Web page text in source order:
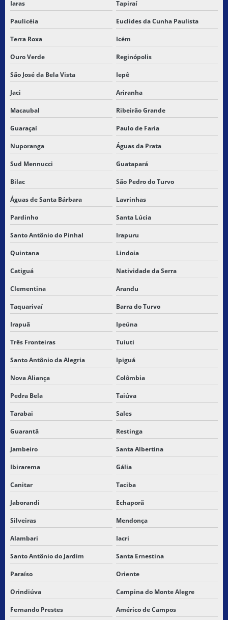
Iaras Tapiraí
Paulicéia Euclides da Cunha Paulista
Terra Roxa Icém
Ouro Verde Reginópolis
São José da Bela Vista Iepê
Jaci Ariranha
Macaubal Ribeirão Grande
Guaraçaí Paulo de Faria
Nuporanga Águas da Prata
Sud Mennucci Guatapará
Bilac São Pedro do Turvo
Águas de Santa Bárbara Lavrinhas
Pardinho Santa Lúcia
Santo Antônio do Pinhal Irapuru
Quintana Lindoia
Catiguá Natividade da Serra
Clementina Arandu
Taquarivaí Barra do Turvo
Irapuã Ipeúna
Três Fronteiras Tuiuti
Santo Antônio da Alegria Ipiguá
Nova Aliança Colômbia
Pedra Bela Taiúva
Tarabai Sales
Guarantã Restinga
Jambeiro Santa Albertina
Ibirarema Gália
Canitar Taciba
Jaborandi Echaporã
Silveiras Mendonça
Alambari Iacri
Santo Antônio do Jardim Santa Ernestina
Paraíso Oriente
Orindiúva Campina do Monte Alegre
Fernando Prestes Américo de Campos